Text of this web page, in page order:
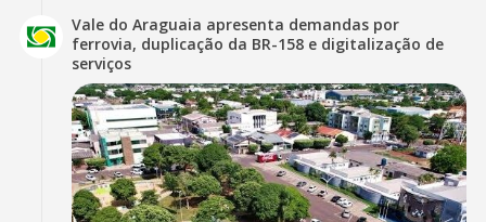
Vale do Araguaia apresenta demandas por
ferrovia, duplicação da BR-158 e digitalização de
serviços